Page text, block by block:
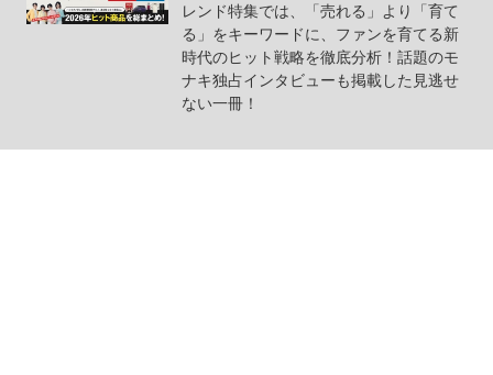
レンド特集では、「売れる」より「育て
る」をキーワードに、ファンを育てる新
時代のヒット戦略を徹底分析！話題のモ
ナキ独占インタビューも掲載した見逃せ
ない一冊！